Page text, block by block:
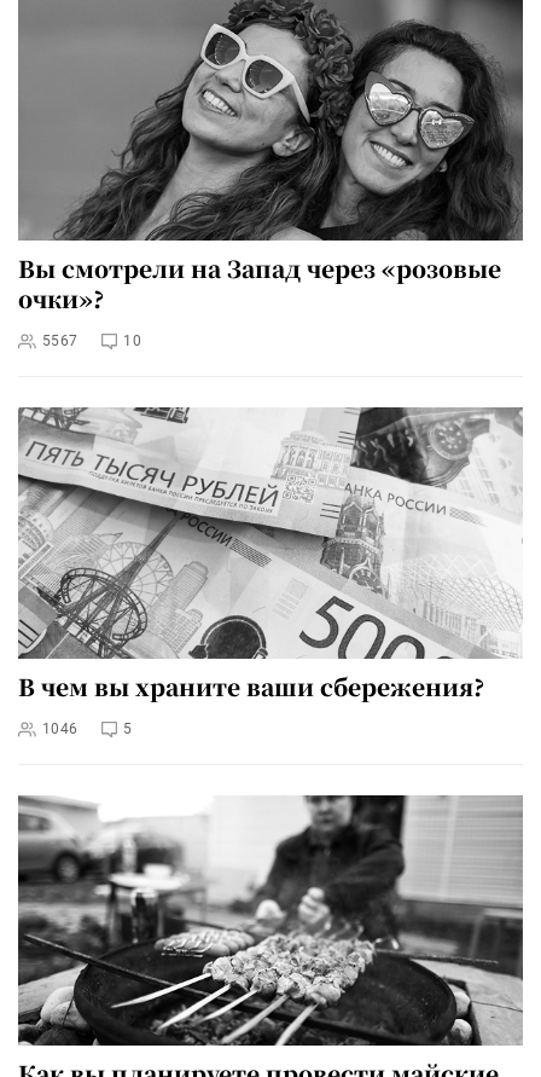
Вы смотрели на Запад через «розовые
очки»?
5567 10
В чем вы храните ваши сбережения?
1046 5